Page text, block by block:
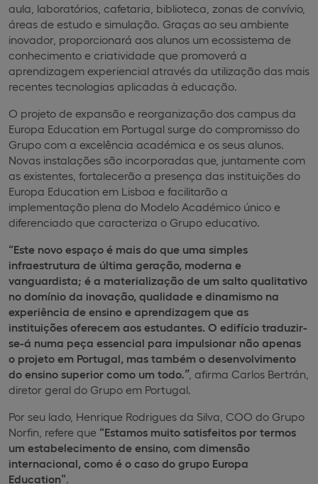
aula, laboratórios, cafetaria, biblioteca, zonas de convívio,
áreas de estudo e simulação. Graças ao seu ambiente
inovador, proporcionará aos alunos um ecossistema de
conhecimento e criatividade que promoverá a
aprendizagem experiencial através da utilização das mais
recentes tecnologias aplicadas à educação.
O projeto de expansão e reorganização dos campus da
Europa Education em Portugal surge do compromisso do
Grupo com a excelência académica e os seus alunos.
Novas instalações são incorporadas que, juntamente com
as existentes, fortalecerão a presença das instituições do
Europa Education em Lisboa e facilitarão a
implementação plena do Modelo Académico único e
diferenciado que caracteriza o Grupo educativo.
“Este novo espaço é mais do que uma simples
infraestrutura de última geração, moderna e
vanguardista; é a materialização de um salto qualitativo
no domínio da inovação, qualidade e dinamismo na
experiência de ensino e aprendizagem que as
instituições oferecem aos estudantes. O edifício traduzir-
se-á numa peça essencial para impulsionar não apenas
o projeto em Portugal, mas também o desenvolvimento
do ensino superior como um todo .”, afirma Carlos Bertrán,
diretor geral do Grupo em Portugal.
Por seu lado, Henrique Rodrigues da Silva, COO do Grupo
Norfin, refere que “Estamos muito satisfeitos por termos
um estabelecimento de ensino, com dimensão
internacional, como é o caso do grupo Europa
Education”